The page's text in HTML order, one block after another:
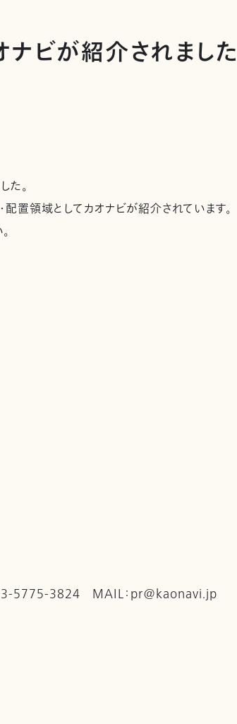
ビが紹介されました
た。
置領域としてカオナビが紹介されています。
5775-3824 MAIL：pr@kaonavi.jp